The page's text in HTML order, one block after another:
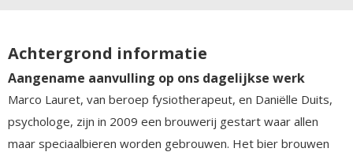
Achtergrond informatie
Aangename aanvulling op ons dagelijkse werk
Marco Lauret, van beroep fysiotherapeut, en Daniëlle Duits,
psychologe, zijn in 2009 een brouwerij gestart waar allen
maar speciaalbieren worden gebrouwen. Het bier brouwen